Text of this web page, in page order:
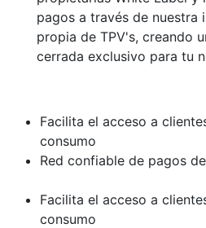
pagos a través de nuestra
propia de TPV's, creando
cerrada exclusivo para tu
Facilita el acceso a
consumo
Red confiable de pagos
Facilita el acceso a
consumo